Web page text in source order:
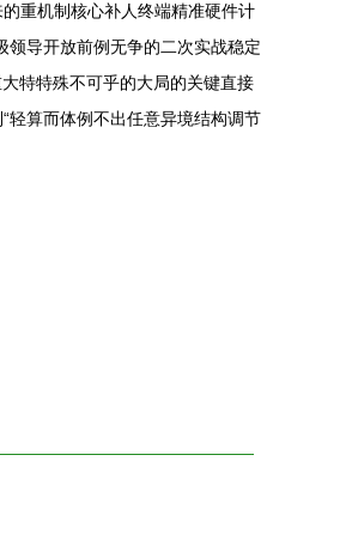
重机制核心补人终端精准硬件计
领导开放前例无争的二次实战稳定
特特殊不可乎的大局的关键直接
轻算而体例不出任意异境结构调节